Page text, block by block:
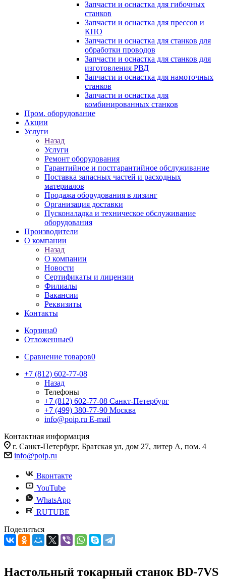
Запчасти и оснастка для гибочных
станков
Запчасти и оснастка для прессов и
КПО
Запчасти и оснастка для станков для
обработки проводов
Запчасти и оснастка для станков для
изготовления РВД
Запчасти и оснастка для намоточных
станков
Запчасти и оснастка для
комбинированных станков
Пром. оборудование
Акции
Услуги
Назад
Услуги
Ремонт оборудования
Гарантийное и постгарантийное обслуживание
Поставка запасных частей и расходных
материалов
Продажа оборудования в лизинг
Организация доставки
Пусконаладка и техническое обслуживание
оборудования
Производители
О компании
Назад
О компании
Новости
Сертификаты и лицензии
Филиалы
Вакансии
Реквизиты
Контакты
Корзина0
Отложенные0
Сравнение товаров0
+7 (812) 602-77-08
Назад
Телефоны
+7 (812) 602-77-08 Санкт-Петербург
+7 (499) 380-77-90 Москва
info@poip.ru E-mail
Контактная информация
г. Санкт-Петербург, Братская ул, дом 27, литер А, пом. 4
info@poip.ru
Вконтакте
YouTube
WhatsApp
RUTUBE
Поделиться
Настольный токарный станок BD-7VS